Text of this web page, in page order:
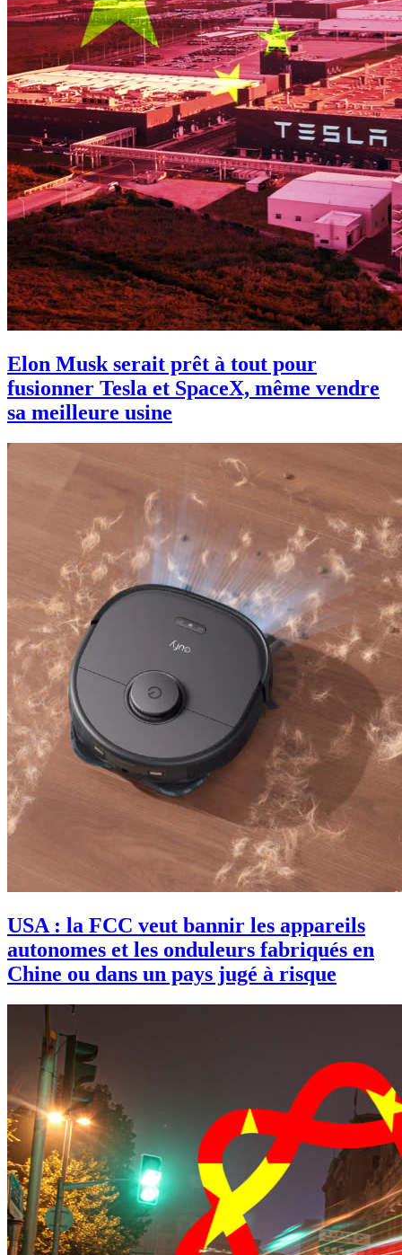
Elon Musk serait prêt à tout pour
fusionner Tesla et SpaceX, même vendre
sa meilleure usine
USA : la FCC veut bannir les appareils
autonomes et les onduleurs fabriqués en
Chine ou dans un pays jugé à risque